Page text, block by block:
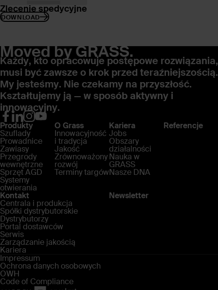
Zlecenie spedycyjne
DOWNLOAD
Moved by GRASS.
Każdy, kto opracowuje postępowe rozwiązania,
musi być zawsze o krok przed teraźniejszością.
My jesteśmy. Nie czekamy na przyszłość.
Kształtujemy ją — w sposób aktywny i
innowacyjny.
Produkty
Szuflady
Prowadnice
Zawiasy
Przegrody
wewnętrzne
Sprzęt AGD
Systemy
otwierania
O Grass
Innowacyjność
i tradycja
Jakość
Zrównoważony
rozwój
Terminy targów
Kariera
Jobs
Obszary
działalności
Nauka w
GRASS
Nasze DNA
Referencje
Kontakt
Centrala i produkcja
Spółki dystrybutorskie
Dystrybutorzy
Portal dostawców
Serwis
Zarządzanie jakością
Kariera
Newsletter
Impressum
Ochrona danych osobowych
OWH
Code of Compliance